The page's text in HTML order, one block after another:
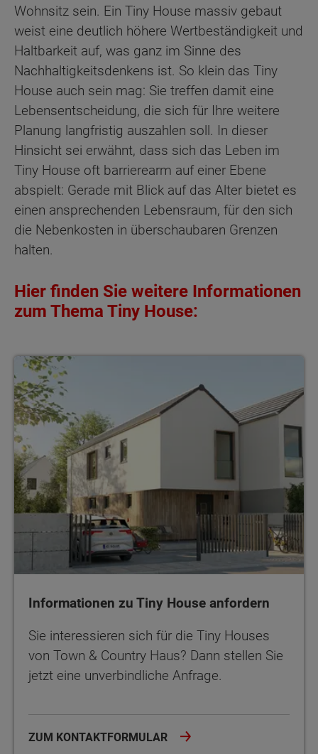
Wohnsitz sein. Ein Tiny House massiv gebaut
weist eine deutlich höhere Wertbeständigkeit und
Haltbarkeit auf, was ganz im Sinne des
Nachhaltigkeitsdenkens ist. So klein das Tiny
House auch sein mag: Sie treffen damit eine
Lebensentscheidung, die sich für Ihre weitere
Planung langfristig auszahlen soll. In dieser
Hinsicht sei erwähnt, dass sich das Leben im
Tiny House oft barrierearm auf einer Ebene
abspielt: Gerade mit Blick auf das Alter bietet es
einen ansprechenden Lebensraum, für den sich
die Nebenkosten in überschaubaren Grenzen
halten.
Hier finden Sie weitere Informationen
zum Thema Tiny House:
Informationen zu Tiny House anfordern
Informationen zu Tiny House anfordern
Sie interessieren sich für die Tiny Houses
von Town & Country Haus? Dann stellen Sie
jetzt eine unverbindliche Anfrage.
ZUM KONTAKTFORMULAR